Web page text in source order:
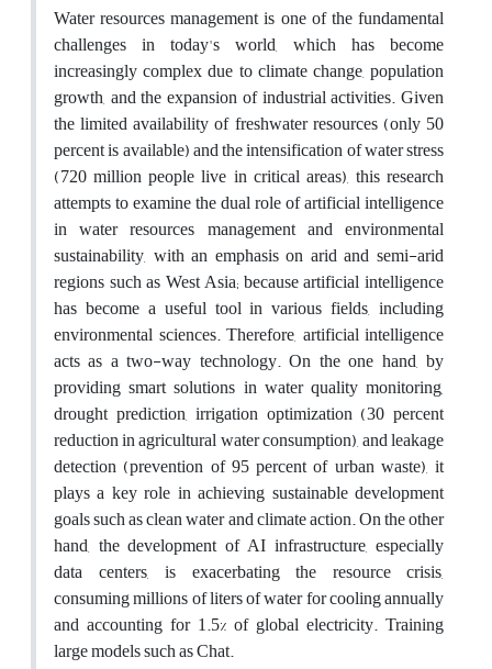
Water resources management is one of the fundamental
challenges in today's world, which has become
increasingly complex due to climate change, population
growth, and the expansion of industrial activities. Given
the limited availability of freshwater resources (only 50
percent is available) and the intensification of water stress
(720 million people live in critical areas), this research
attempts to examine the dual role of artificial intelligence
in water resources management and environmental
sustainability, with an emphasis on arid and semi-arid
regions such as West Asia; because artificial intelligence
has become a useful tool in various fields, including
environmental sciences. Therefore, artificial intelligence
acts as a two-way technology. On the one hand, by
providing smart solutions in water quality monitoring,
drought prediction, irrigation optimization (30 percent
reduction in agricultural water consumption), and leakage
detection (prevention of 95 percent of urban waste), it
plays a key role in achieving sustainable development
goals such as clean water and climate action. On the other
hand, the development of AI infrastructure, especially
data centers, is exacerbating the resource crisis,
consuming millions of liters of water for cooling annually
and accounting for 1.5% of global electricity. Training
large models such as Chat.